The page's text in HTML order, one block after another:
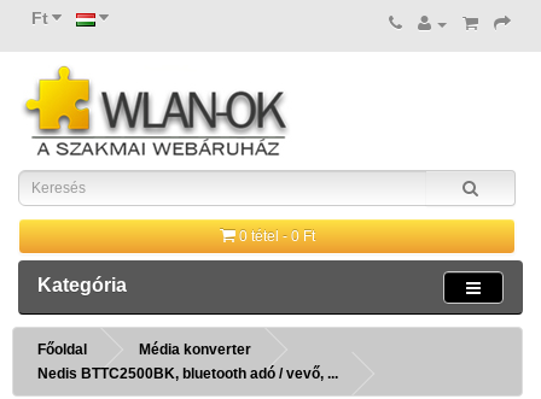
Ft
0 tétel - 0 Ft
Kategória
Főoldal
Média konverter
Nedis BTTC2500BK, bluetooth adó / vevő, ...